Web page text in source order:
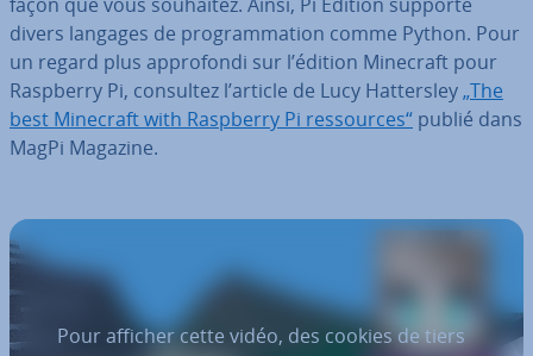
divers langages de pro­gram­ma­tion comme Python. Pour
un regard plus ap­pro­fondi sur l’édition Minecraft pour
Raspberry Pi, consultez l’article de Lucy Hat­ters­ley„The
best Minecraft with Raspberry Pi res­sources“ publié dans
MagPi Magazine.
Pour afficher cette vidéo, des cookies de tiers